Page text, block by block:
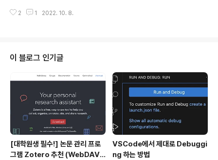
은 sigmo..
다. 이 z에 시그모이드 함수를 적용하면 output이 된다. 만
빨간색 화살표는 back-propagation을 뜻한다. 2. Neu
ral Network Representation hidden layer: 어떤식
으로 학습이 이루어지는지 우리가 직접 볼 수 없는 layer
다. logistic regression에서는 a가..
2 1 2022. 10. 8.
이 블로그 인기글
[대학원생 필수!] 논문 관리 프로
그램 Zotero 추천 (WebDAV
VSCode에서 제대로 Debuggi
ng 하는 방법